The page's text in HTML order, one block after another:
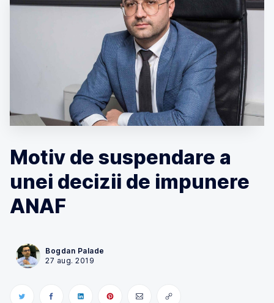
Motiv de suspendare a
unei decizii de impunere
ANAF
Bogdan Palade
27 aug. 2019